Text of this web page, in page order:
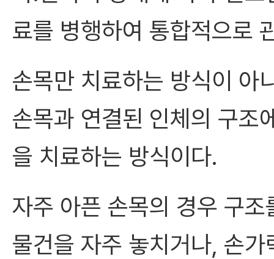
료를 병행하여 통합적으로
손목만 치료하는 방식이 아
손목과 연결된 인체의 구조
을 치료하는 방식이다.
자주 아픈 손목의 경우 구
물건을 자주 놓치거나, 손